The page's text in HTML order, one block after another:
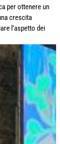
per ottenere un
crescita
l’aspetto dei